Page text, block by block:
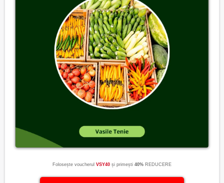
Folosește voucherul VSY40 și primești 40% REDUCERE